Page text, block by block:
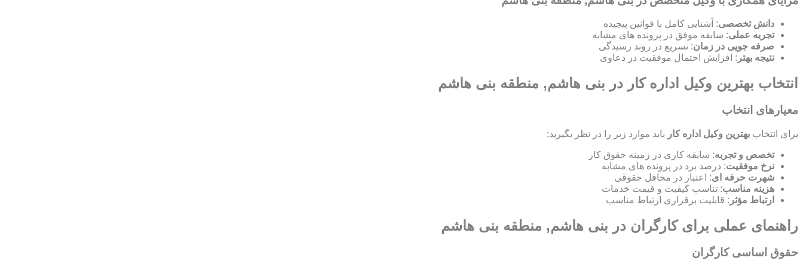
دانش تخصصی: آشنایی کامل با قوانین پیچیده
تجربه عملی: سابقه موفق در پرونده های مشابه
صرفه جویی در زمان: تسریع در روند رسیدگی
نتیجه بهتر : افزایش احتمال موفقیت در دعاوی
انتخاب بهترین وکیل اداره کار در بنی هاشم, منطقه بنی هاشم
معیارهای انتخاب
برای انتخاب بهترین وکیل اداره کار باید موارد زیر را در نظر بگیرید:
تخصص و تجربه: سابقه کاری در زمینه حقوق کار
نرخ موفقیت: درصد برد در پرونده های مشابه
شهرت حرفه ای: اعتبار در محافل حقوقی
هزینه مناسب: تناسب کیفیت و قیمت خدمات
ارتباط مؤثر : قابلیت برقراری ارتباط مناسب
راهنمای عملی برای کارگران در بنی هاشم, منطقه بنی هاشم
حقوق اساسی کارگران